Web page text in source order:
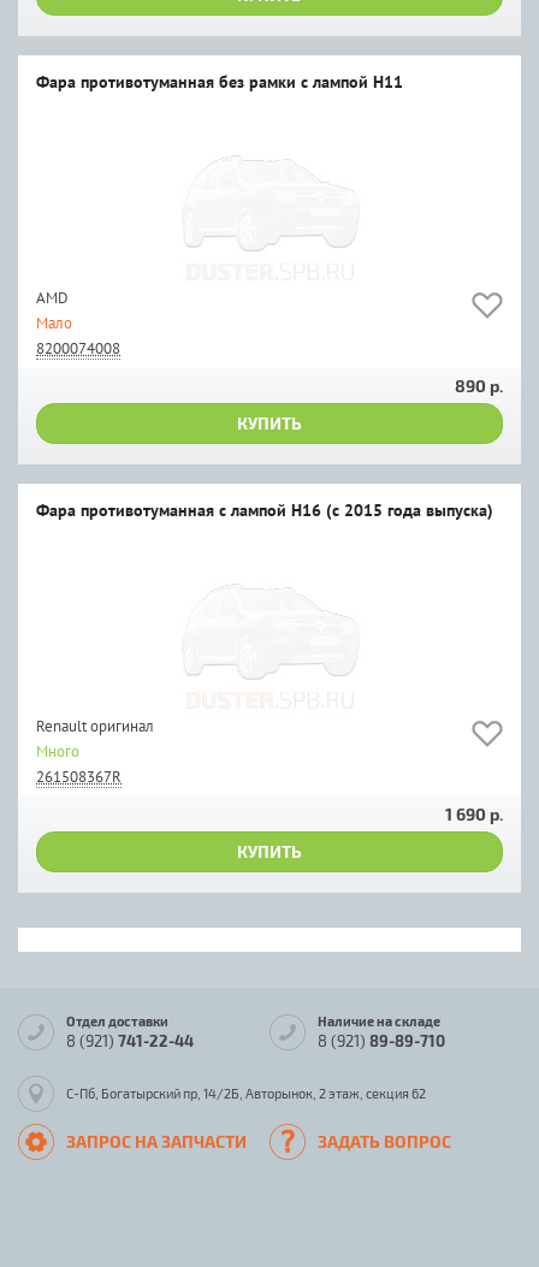
Фара противотуманная без рамки с лампой H11
AMD
Мало
8200074008
890 р.
КУПИТЬ
Фара противотуманная с лампой H16 (с 2015 года выпуска)
Renault оригинал
Много
261508367R
1 690 р.
КУПИТЬ
Отдел доставки
8 (921) 741-22-44
Наличие на складе
8 (921) 89-89-710
С-Пб, Богатырский пр, 14/2Б, Авторынок, 2 этаж, секция 62
ЗАПРОС НА ЗАПЧАСТИ ЗАДАТЬ ВОПРОС